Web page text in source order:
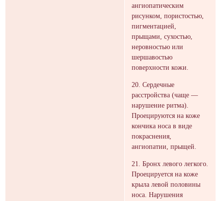
ангиопатическим
рисунком, пористостью,
пигментацией,
прыщами, сухостью,
неровностью или
шершавостью
поверхности кожи.
20. Сердечные
расстройства (чаще —
нарушение ритма).
Проецируются на коже
кончика носа в виде
покраснения,
ангиопатии, прыщей.
21. Бронх левого легкого.
Проецируется на коже
крыла левой половины
носа. Нарушения